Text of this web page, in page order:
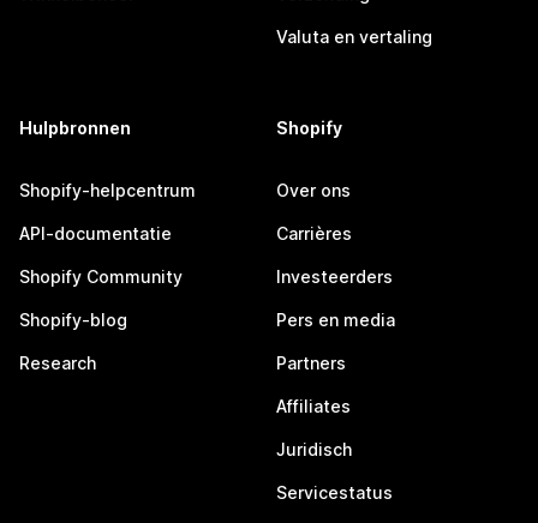
Valuta en vertaling
Hulpbronnen
Shopify-helpcentrum
API-documentatie
Shopify Community
Shopify-blog
Research
Shopify
Over ons
Carrières
Investeerders
Pers en media
Partners
Affiliates
Juridisch
Servicestatus